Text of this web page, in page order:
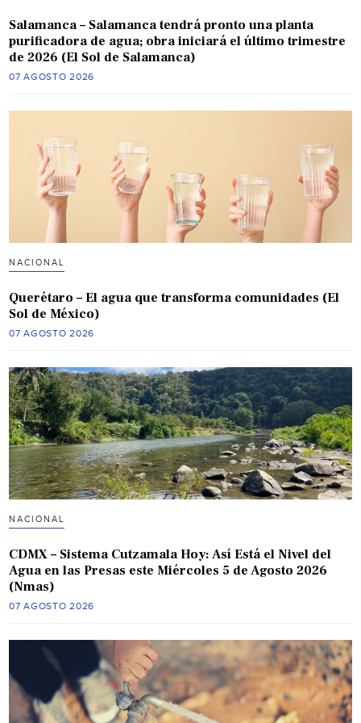
Salamanca – Salamanca tendrá pronto una planta
purificadora de agua; obra iniciará el último trimestre
de 2026 (El Sol de Salamanca)
07 AGOSTO 2026
NACIONAL
Querétaro – El agua que transforma comunidades (El
Sol de México)
07 AGOSTO 2026
NACIONAL
CDMX – Sistema Cutzamala Hoy: Así Está el Nivel del
Agua en las Presas este Miércoles 5 de Agosto 2026
(Nmas)
07 AGOSTO 2026